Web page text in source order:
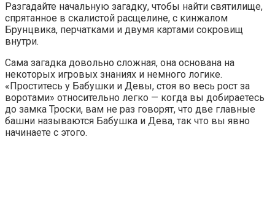
Разгадайте начальную загадку, чтобы найти святилище,
спрятанное в скалистой расщелине, с кинжалом
Брунцвика, перчатками и двумя картами сокровищ
внутри.
Сама загадка довольно сложная, она основана на
некоторых игровых знаниях и немного логике.
«Проститесь у Бабушки и Девы, стоя во весь рост за
воротами» относительно легко — когда вы добираетесь
до замка Троски, вам не раз говорят, что две главные
башни называются Бабушка и Дева, так что вы явно
начинаете с этого.